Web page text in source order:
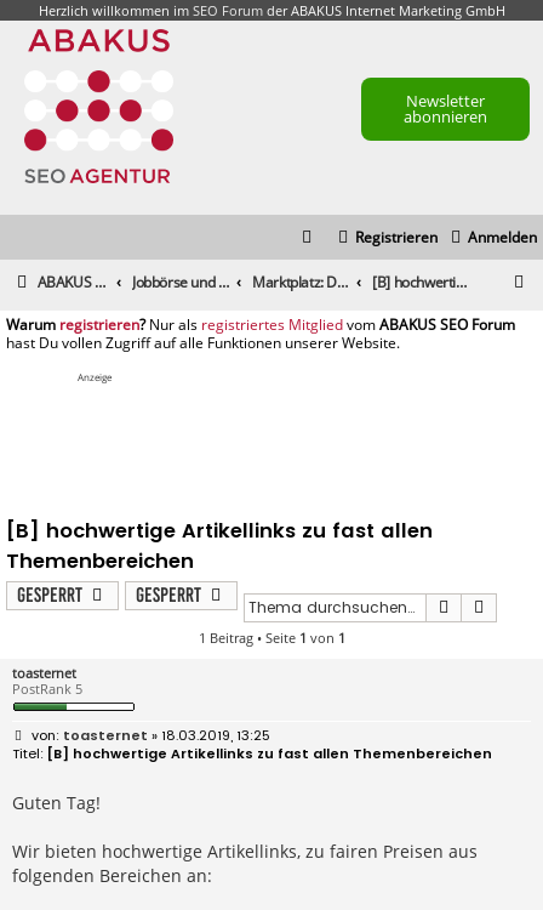
Herzlich willkommen im SEO Forumder ABAKUS Internet Marketing GmbH
Newsletter
abonnieren
Anmelden
Registrieren
ABAKUS Foren-Übersicht Jobbörse und Marktplatz Marktplatz: Dienstleistungen [B] hochwertige Artikellinks zu fast allen Themenbereichen
registrieren registriertes Mitglied
Anzeige
[B] hochwertige Artikellinks zu fast allen
Themenbereichen
Gesperrt Gesperrt Suche
1 Beitrag • Seite 1 von 1
toasternet
PostRank 5
B
e
i
r
a
toasternet » 18.03.2019, 13:25
[B] hochwertige Artikellinks zu fast allen Themenbereichen
Guten Tag!
Wir bieten hochwertige Artikellinks, zu fairen Preisen aus
folgenden Bereichen an: